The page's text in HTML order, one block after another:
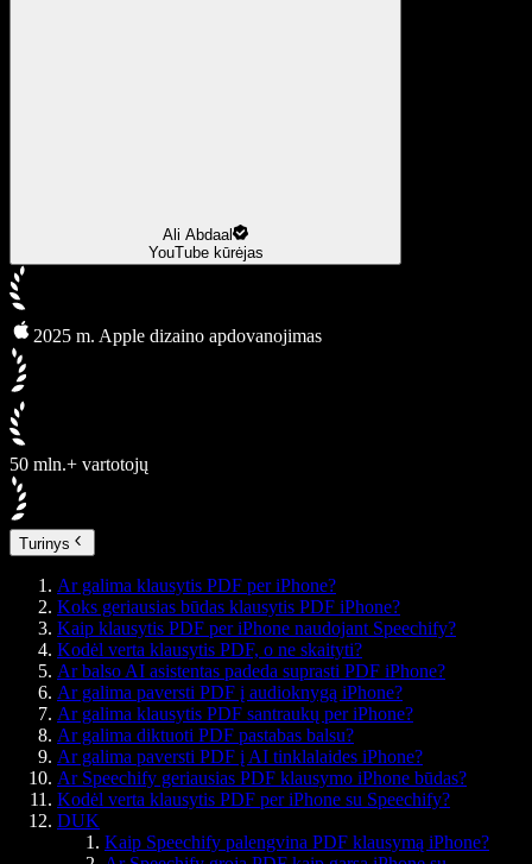
Ali Abdaal
YouTube kūrėjas
2025 m. Apple dizaino apdovanojimas
50 mln.+ vartotojų
Turinys
Ar galima klausytis PDF per iPhone?
Koks geriausias būdas klausytis PDF iPhone?
Kaip klausytis PDF per iPhone naudojant Speechify?
Kodėl verta klausytis PDF, o ne skaityti?
Ar balso AI asistentas padeda suprasti PDF iPhone?
Ar galima paversti PDF į audioknygą iPhone?
Ar galima klausytis PDF santraukų per iPhone?
Ar galima diktuoti PDF pastabas balsu?
Ar galima paversti PDF į AI tinklalaides iPhone?
Ar Speechify geriausias PDF klausymo iPhone būdas?
Kodėl verta klausytis PDF per iPhone su Speechify?
DUK
Kaip Speechify palengvina PDF klausymą iPhone?